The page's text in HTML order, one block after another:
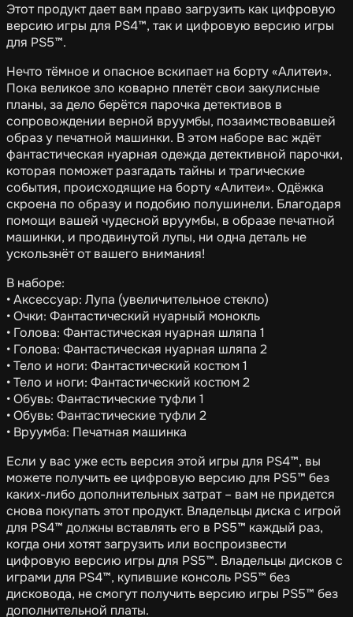
Этот продукт дает вам право загрузить как цифровую
версию игры для PS4™, так и цифровую версию игры
для PS5™.
Нечто тёмное и опасное вскипает на борту «Алитеи».
Пока великое зло коварно плетёт свои закулисные
планы, за дело берётся парочка детективов в
сопровождении верной вруумбы, позаимствовавшей
образ у печатной машинки. В этом наборе вас ждёт
фантастическая нуарная одежда детективной парочки,
которая поможет разгадать тайны и трагические
события, происходящие на борту «Алитеи». Одёжка
скроена по образу и подобию полушинели. Благодаря
помощи вашей чудесной вруумбы, в образе печатной
машинки, и продвинутой лупы, ни одна деталь не
ускользнёт от вашего внимания!
В наборе:
• Аксессуар: Лупа (увеличительное стекло)
• Очки: Фантастический нуарный монокль
• Голова: Фантастическая нуарная шляпа 1
• Голова: Фантастическая нуарная шляпа 2
• Тело и ноги: Фантастический костюм 1
• Тело и ноги: Фантастический костюм 2
• Обувь: Фантастические туфли 1
• Обувь: Фантастические туфли 2
• Вруумба: Печатная машинка
Если у вас уже есть версия этой игры для PS4™, вы
можете получить ее цифровую версию для PS5™ без
каких-либо дополнительных затрат – вам не придется
снова покупать этот продукт. Владельцы диска с игрой
для PS4™ должны вставлять его в PS5™ каждый раз,
когда они хотят загрузить или воспроизвести
цифровую версию игры для PS5™. Владельцы дисков с
играми для PS4™, купившие консоль PS5™ без
дисковода, не смогут получить версию игры PS5™ без
дополнительной платы.